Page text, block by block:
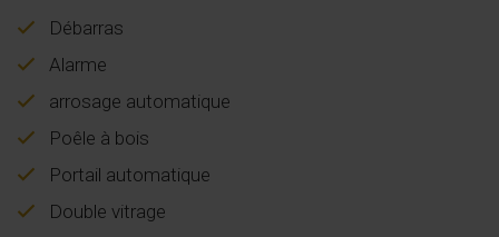
Débarras
Alarme
arrosage automatique
Poêle à bois
Portail automatique
Double vitrage